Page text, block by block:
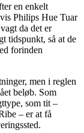
en enkelt
Philips Hue Tuar
da det er
tidspunkt, så at de
forinden
men i reglen
beløb. Som
som tit –
– er at få